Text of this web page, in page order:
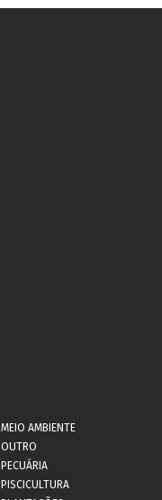
MEIO AMBIENTE
OUTRO
PECUÁRIA
PISCICULTURA